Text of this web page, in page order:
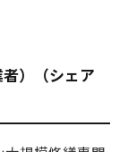
）（シェア